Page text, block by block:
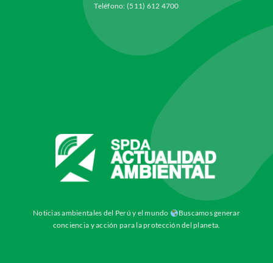
Teléfono: (511) 612 4700
Noticias ambientales del Perú y el mundo
Buscamos generar
conciencia y acción para la protección del planeta.